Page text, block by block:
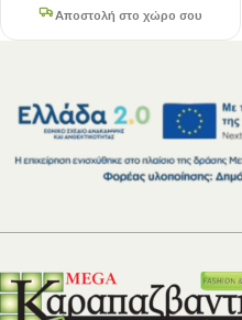
Αποστολή στο χώρο σου